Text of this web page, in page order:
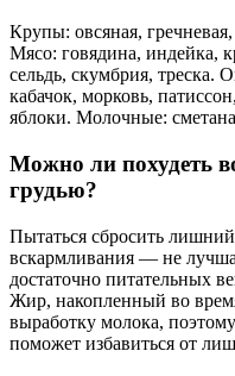
Крупы: овсяная,
Мясо: говядина, индейка,
сельдь, скумбрия, треска.
кабачок, морковь,
яблоки. Молочные:
Можно ли похудеть
грудью?
Пытаться сбросить
вскармливания — не
достаточно питательных
Жир, накопленный во
выработку молока,
поможет избавиться от